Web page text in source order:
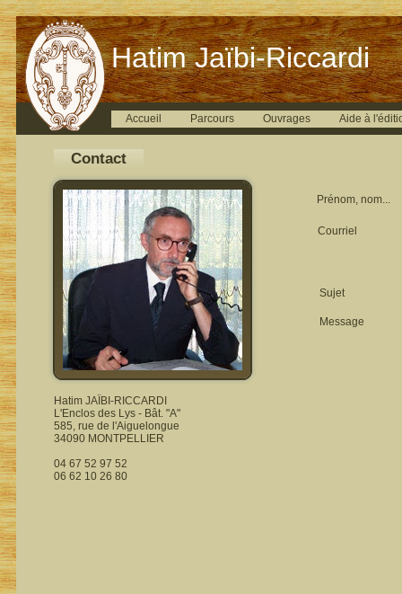
Hatim Jaïbi-Riccardi
Accueil Parcours Ouvrages Aide à
Contact
Hatim JAÏBI-RICCARDI
L'Enclos des Lys - Bât. "A"
585, rue de l'Aiguelongue
34090 MONTPELLIER
04 67 52 97 52
06 62 10 26 80
Prénom, nom...
Courriel
Sujet
Message